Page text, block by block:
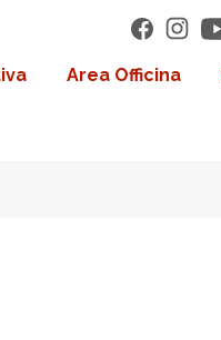
Area Officina